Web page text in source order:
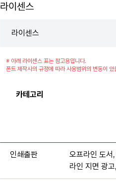
라이센스
라이센스
※ 아래 라이센스 표는 참고용입니다.
폰트 제작사의 규정에 따라 사용범위의 변동이
카테고리
인쇄출판
오프라인 도서
라인 지면 광